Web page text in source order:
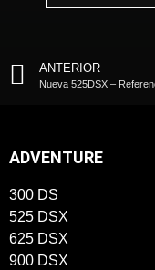
ANTERIOR
ADVENTURE
300 DS
525 DSX
625 DSX
900 DSX